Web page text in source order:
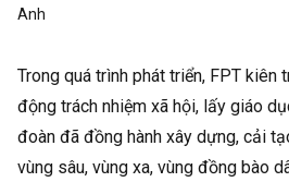
Anh
Trong quá trình phát triển, FPT kiên
động trách nhiệm xã hội, lấy giáo
đoàn đã đồng hành xây dựng, cải
vùng sâu, vùng xa, vùng đồng bào